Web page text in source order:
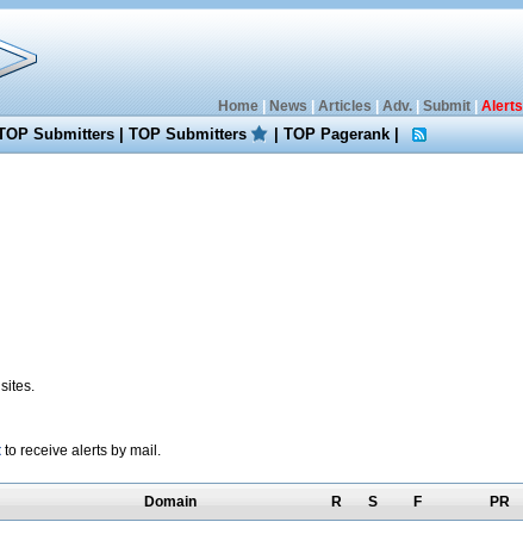
Home| News Articles Adv.| Submit| Alerts
Submitters|TOP Submitters |TOP Pagerank|
to receive alerts by mail.
Domain R S F PR